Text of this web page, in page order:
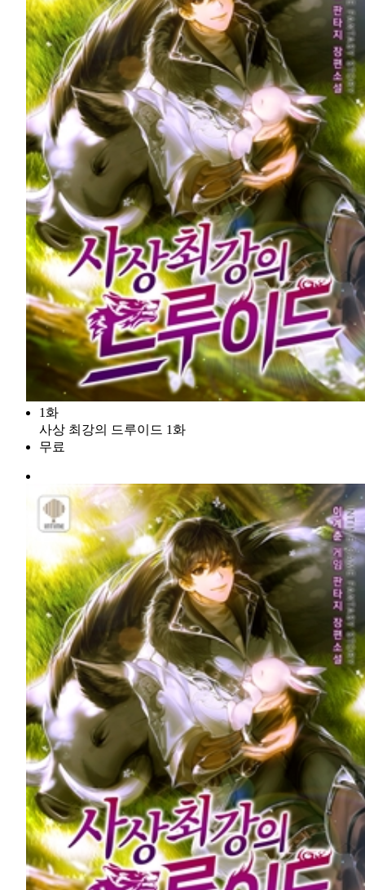
1화
사상 최강의 드루이드 1화
무료